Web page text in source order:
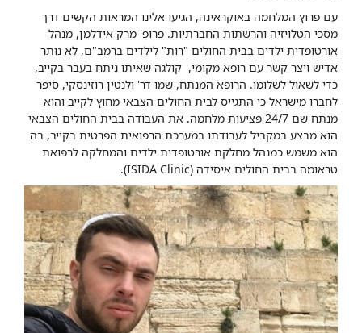
עם פרוץ המלחמה באוקראינה, הגיעו אלינו המראות הקשים דרך
מסכי הטלויזיה והרשתות החברתיות. פרופ' מרק אידלמן, מנהל
אורטופדית ילדים בבית החולים "רות" לילדים ברמב"ם, לא נותר
אדיש ויצר קשר עם רופא מקומי, קולגה שאיתו ניתח בעבר בקייב,
כדי לשאול לשלומו. הרופא המנתח, שמו דר' ולנטין רוזינסקי, סיפר
לחברו מישראל כי התגייס לבית החולים הצבאי מחוץ לקייב והוא
מנתח שם 24/7 פציעות מלחמה. את העבודה בבית החולים הצבאי
הוא מבצע במקביל לעבודתו במערכת הרפואית הפרטית בקייב, בה
הוא משמש כמנהל מחלקת אורטופדית ילדים והמחלקה לרפואת
טראומה בבית החולים איסידה (ISIDA Clinic).